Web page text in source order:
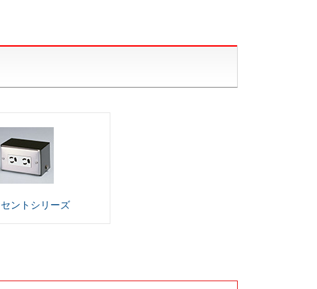
ント シリーズ